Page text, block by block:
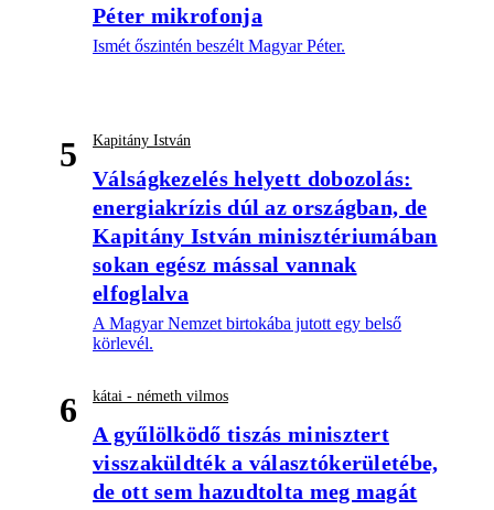
Péter mikrofonja
Ismét őszintén beszélt Magyar Péter.
5 Kapitány István
Válságkezelés helyett dobozolás:
energiakrízis dúl az országban, de
Kapitány István minisztériumában
sokan egész mással vannak
elfoglalva
A Magyar Nemzet birtokába jutott egy belső
körlevél.
6 kátai - németh vilmos
A gyűlölködő tiszás minisztert
visszaküldték a választókerületébe,
de ott sem hazudtolta meg magát